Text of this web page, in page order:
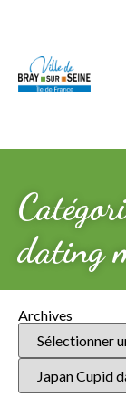
dating
Archives